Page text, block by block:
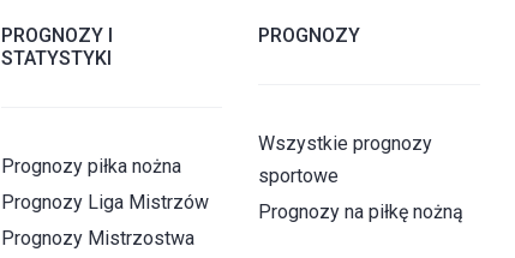
PROGNOZY I
STATYSTYKI
Prognozy piłka nożna
Prognozy Liga Mistrzów
Prognozy Mistrzostwa
PROGNOZY
Wszystkie prognozy
sportowe
Prognozy na piłkę nożną